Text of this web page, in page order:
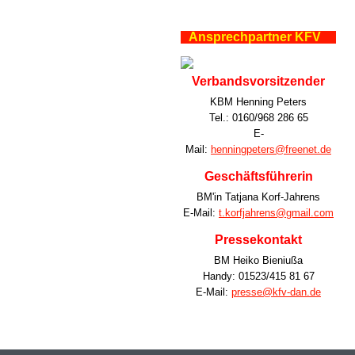
Ansprechpartner KFV
Verbandsvorsitzender
KBM Henning Peters
Tel.: 0160/968 286 65
E-
Mail: henningpeters@freenet.de
Geschäftsführerin
BM'in Tatjana Korf-Jahrens
E-Mail: t.korfjahrens@gmail.com
Pressekontakt
BM Heiko Bieniußa
Handy: 01523/415 81 67
E-Mail: presse@kfv-dan.de